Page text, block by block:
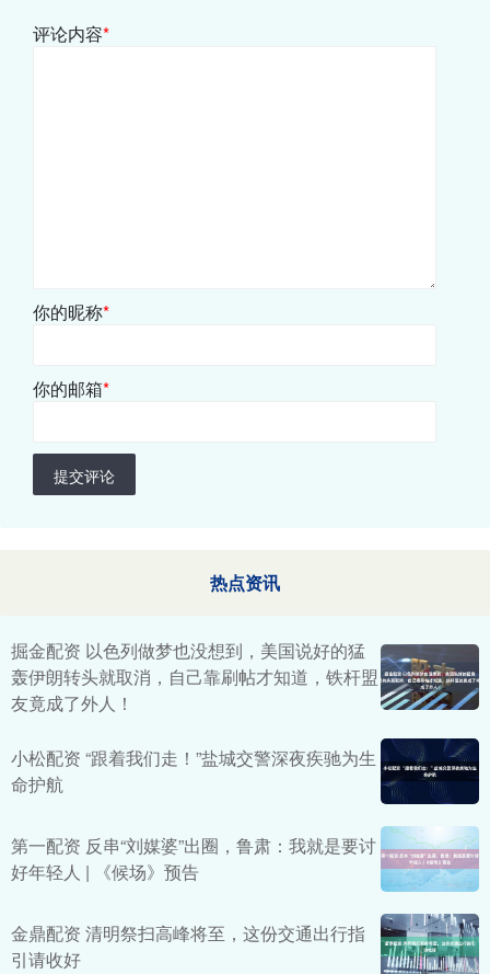
评论内容*
你的昵称*
你的邮箱*
提交评论
热点资讯
掘金配资 以色列做梦也没想到，美国说好的猛
轰伊朗转头就取消，自己靠刷帖才知道，铁杆盟
友竟成了外人！
小松配资 “跟着我们走！”盐城交警深夜疾驰为生
命护航
第一配资 反串“刘媒婆”出圈，鲁肃：我就是要讨
好年轻人 | 《候场》预告
金鼎配资 清明祭扫高峰将至，这份交通出行指
引请收好